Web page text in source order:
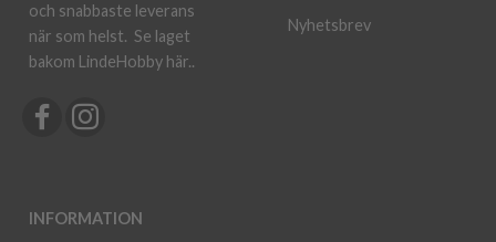
och snabbaste leverans
när som helst. Se laget
bakom LindeHobby här..
INFORMATION
Nyhetsbrev